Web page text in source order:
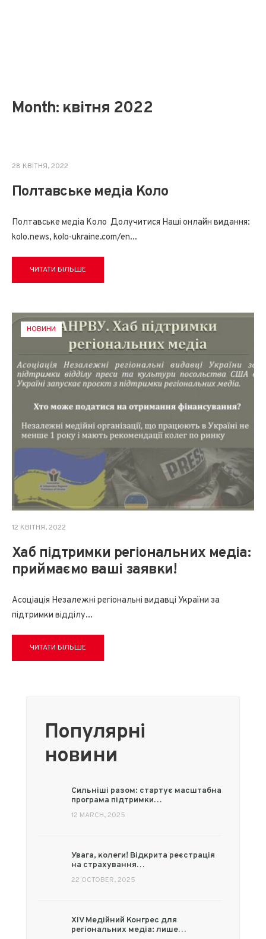
Month: квітня 2022
28 КВІТНЯ, 2022
Полтавське медіа Коло
Полтавське медіа Коло Долучитися Наші онлайн видання:
kolo.news, kolo-ukraine.com/en...
ЧИТАТИ БІЛЬШЕ
НОВИНИ
12 КВІТНЯ, 2022
Хаб підтримки регіональних медіа:
приймаємо ваші заявки!
Асоціація Незалежні регіональні видавці України за
підтримки відділу...
ЧИТАТИ БІЛЬШЕ
Популярні
новини
Сильніші разом: стартує масштабна
програма підтримки…
12 MARCH, 2025
Увага, колеги! Відкрита реєстрація
на страхування…
22 OCTOBER, 2025
XIV Медійний Конгрес для
регіональних медіа: лише…